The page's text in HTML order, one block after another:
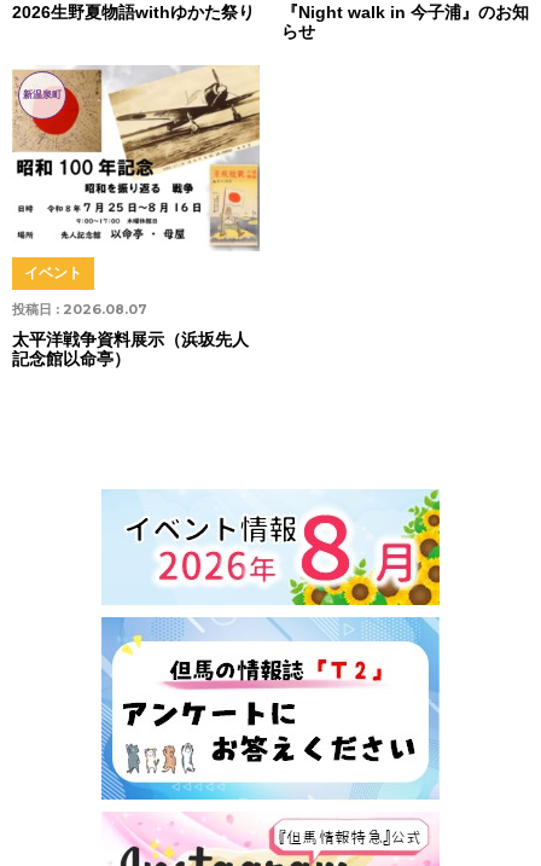
2026生野夏物語withゆかた祭り
『Night walk in 今子浦』のお知
らせ
新温泉町
投稿日 : 2026.08.07
イベント
太平洋戦争資料展示（浜坂先人
記念館以命亭）